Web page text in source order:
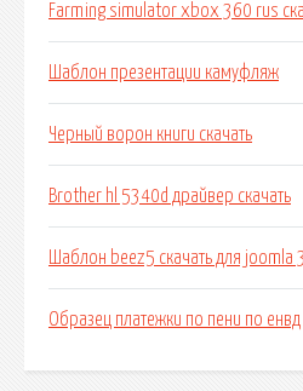
Farming simulator xbox 360 rus
Шаблон презентации камуфляж
Черный ворон книги скачать
Brother hl 5340d драйвер скачать
Шаблон beez5 скачать для joomla 3
Образец платежки по пени по енвд